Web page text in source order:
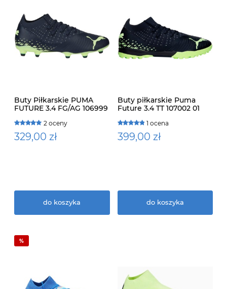
Buty Piłkarskie PUMA
FUTURE 3.4 FG/AG 106999
2 oceny
329,00 zł
do koszyka
Buty piłkarskie Puma
Future 3.4 TT 107002 01
1 ocena
399,00 zł
do koszyka